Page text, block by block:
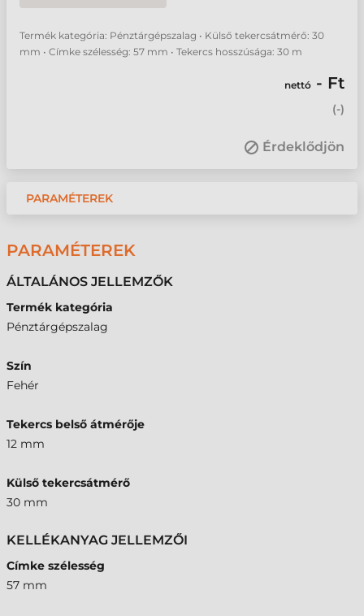
Termék kategória: Pénztárgépszalag • Külső tekercsátmérő: 30
mm • Címke szélesség: 57 mm • Tekercs hosszúsága: 30 m
nettó - Ft
(-)
Érdeklődjön
PARAMÉTEREK
PARAMÉTEREK
ÁLTALÁNOS JELLEMZŐK
Termék kategória
Pénztárgépszalag
Szín
Fehér
Tekercs belső átmérője
12 mm
Külső tekercsátmérő
30 mm
KELLÉKANYAG JELLEMZŐI
Címke szélesség
57 mm